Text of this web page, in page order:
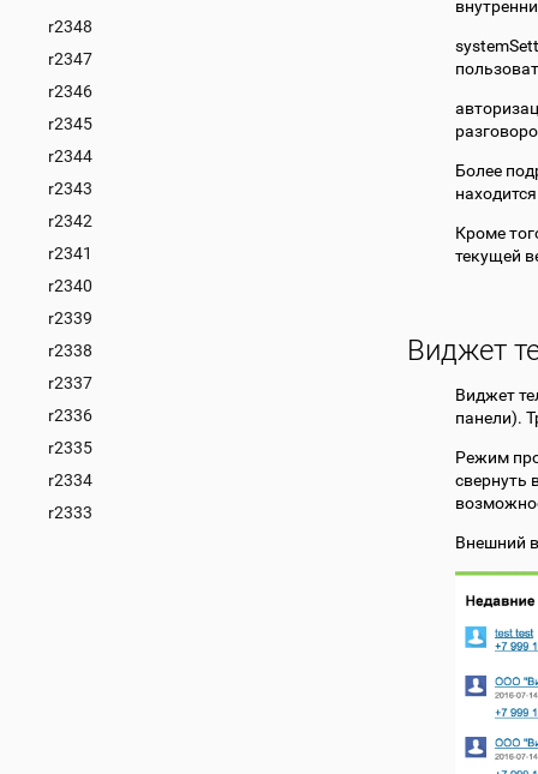
r2348
r2347
r2346
r2345
r2344
r2343
r2342
r2341
r2340
r2339
r2338
r2337
r2336
r2335
r2334
r2333
Более
Кроме
текущей
Виджет
Виджет
панели).
Режим
свернуть
Внешний